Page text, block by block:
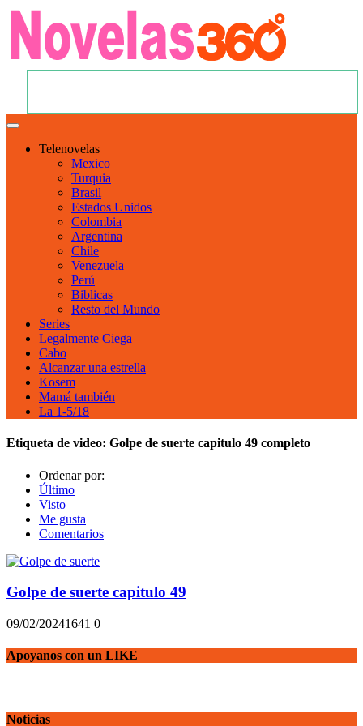
Telenovelas
Mexico
Turquia
Brasil
Estados Unidos
Colombia
Argentina
Chile
Venezuela
Perú
Biblicas
Resto del Mundo
Series
Legalmente Ciega
Cabo
Alcanzar una estrella
Kosem
Mamá también
La 1-5/18
Etiqueta de video: Golpe de suerte capitulo 49 completo
Ordenar por:
Último
Visto
Me gusta
Comentarios
Golpe de suerte capitulo 49
09/02/20241641 0
Apoyanos con un LIKE
Noticias